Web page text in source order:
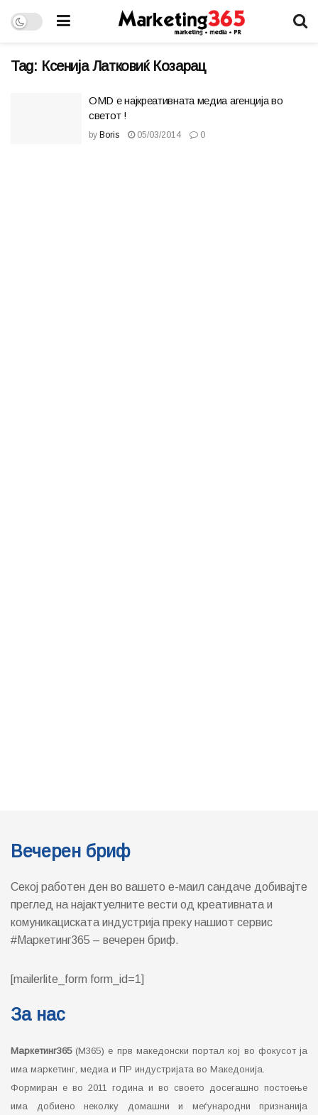
Tag: Ксенија Латковиќ Кoзарац
OMD е најкреативната медиа агенција во
светот !
by Boris 05/03/2014 0
Вечерен бриф
Секој работен ден во вашето е-маил сандаче добивајте
преглед на најактуелните вести од креативната и
комуникациската индустрија преку нашиот сервис
#Маркетинг365 – вечерен бриф.
[mailerlite_form form_id=1]
За нас
Маркетинг365(М365) е прв македонски портал кој во фокусот ја
има маркетинг, медиа и ПР индустријата во Македонија.
Формиран е во 2011 година и во своето досегашно постоење
има добиено неколку домашни и меѓународни признанија